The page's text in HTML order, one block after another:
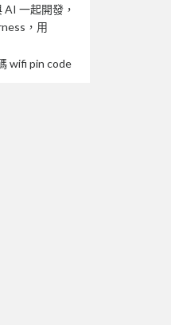
一起開發，
，用
wifi pin code